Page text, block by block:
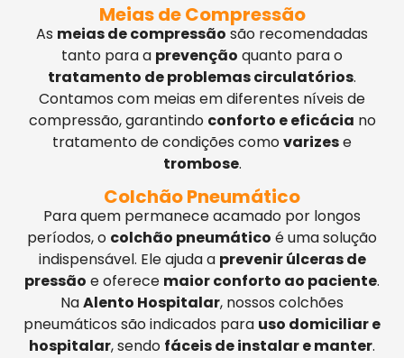
Meias de Compressão
As meias de compressão são recomendadas
tanto para a prevenção quanto para o
tratamento de problemas circulatórios.
Contamos com meias em diferentes níveis de
compressão, garantindo conforto e eficácia no
tratamento de condições comovarizese
trombose.
Colchão Pneumático
Para quem permanece acamado por longos
períodos, o colchão pneumático é uma solução
indispensável. Ele ajuda a prevenir úlceras de
pressão e oferece maior conforto ao paciente.
NaAlento Hospitalar, nossos colchões
pneumáticos são indicados para uso domiciliar e
hospitalar, sendo fáceis de instalar e manter.